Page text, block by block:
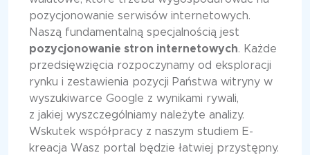
pozycjonowanie serwisów internetowych.
Naszą fundamentalną specjalnością jest
pozycjonowanie stron internetowych. Każde
przedsięwzięcia rozpoczynamy od eksploracji
rynku i zestawienia pozycji Państwa witryny w
wyszukiwarce Google z wynikami rywali,
z jakiej wyszczególniamy należyte analizy.
Wskutek współpracy z naszym studiem E-
kreacja Wasz portal będzie łatwiej przystępny.